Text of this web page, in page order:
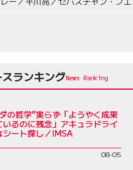
ランキング
の哲学”実らず「ようやく成果
るのに残念」アキュラドライ
シート探し／IMSA
08-05